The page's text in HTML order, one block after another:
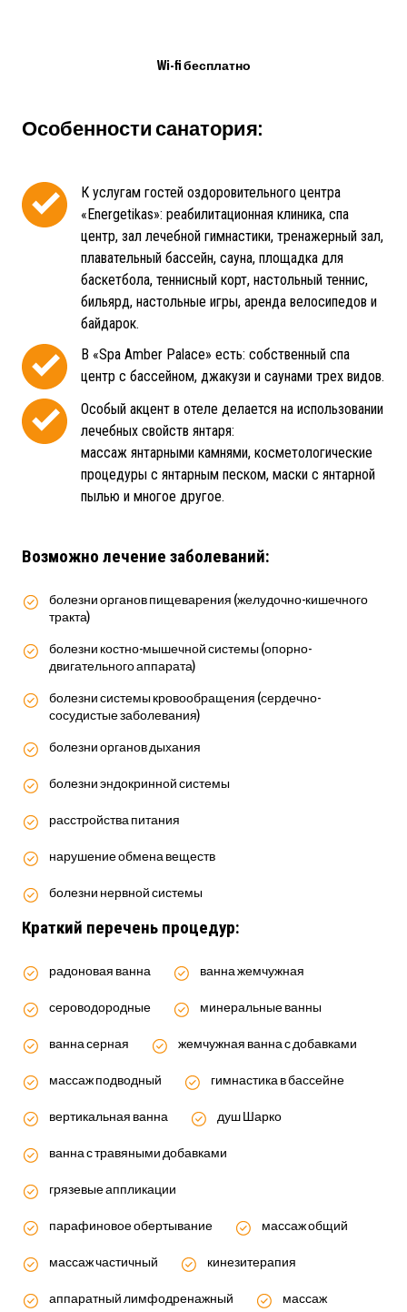
Wi-fi бесплатно
Особенности санатория:
К услугам гостей оздоровительного центра
«Energetikas»: реабилитационная клиника, спа
центр, зал лечебной гимнастики, тренажерный зал,
плавательный бассейн, сауна, площадка для
баскетбола, теннисный корт, настольный теннис,
бильярд, настольные игры, аренда велосипедов и
байдарок.
В «Spa Amber Palace» есть: собственный спа
центр с бассейном, джакузи и саунами трех видов.
Особый акцент в отеле делается на использовании
лечебных свойств янтаря:
массаж янтарными камнями, косметологические
процедуры с янтарным песком, маски с янтарной
пылью и многое другое.
Возможно лечение заболеваний:
болезни органов пищеварения (желудочно-кишечного
тракта)
болезни костно-мышечной системы (опорно-
двигательного аппарата)
болезни системы кровообращения (сердечно-
сосудистые заболевания)
болезни органов дыхания
болезни эндокринной системы
расстройства питания
нарушение обмена веществ
болезни нервной системы
Краткий перечень процедур:
радоновая ванна ванна жемчужная
сероводородные минеральные ванны
ванна серная жемчужная ванна с добавками
массаж подводный гимнастика в бассейне
вертикальная ванна душ Шарко
ванна с травяными добавками
грязевые аппликации
парафиновое обертывание массаж общий
массаж частичный кинезитерапия
аппаратный лимфодренажный массаж